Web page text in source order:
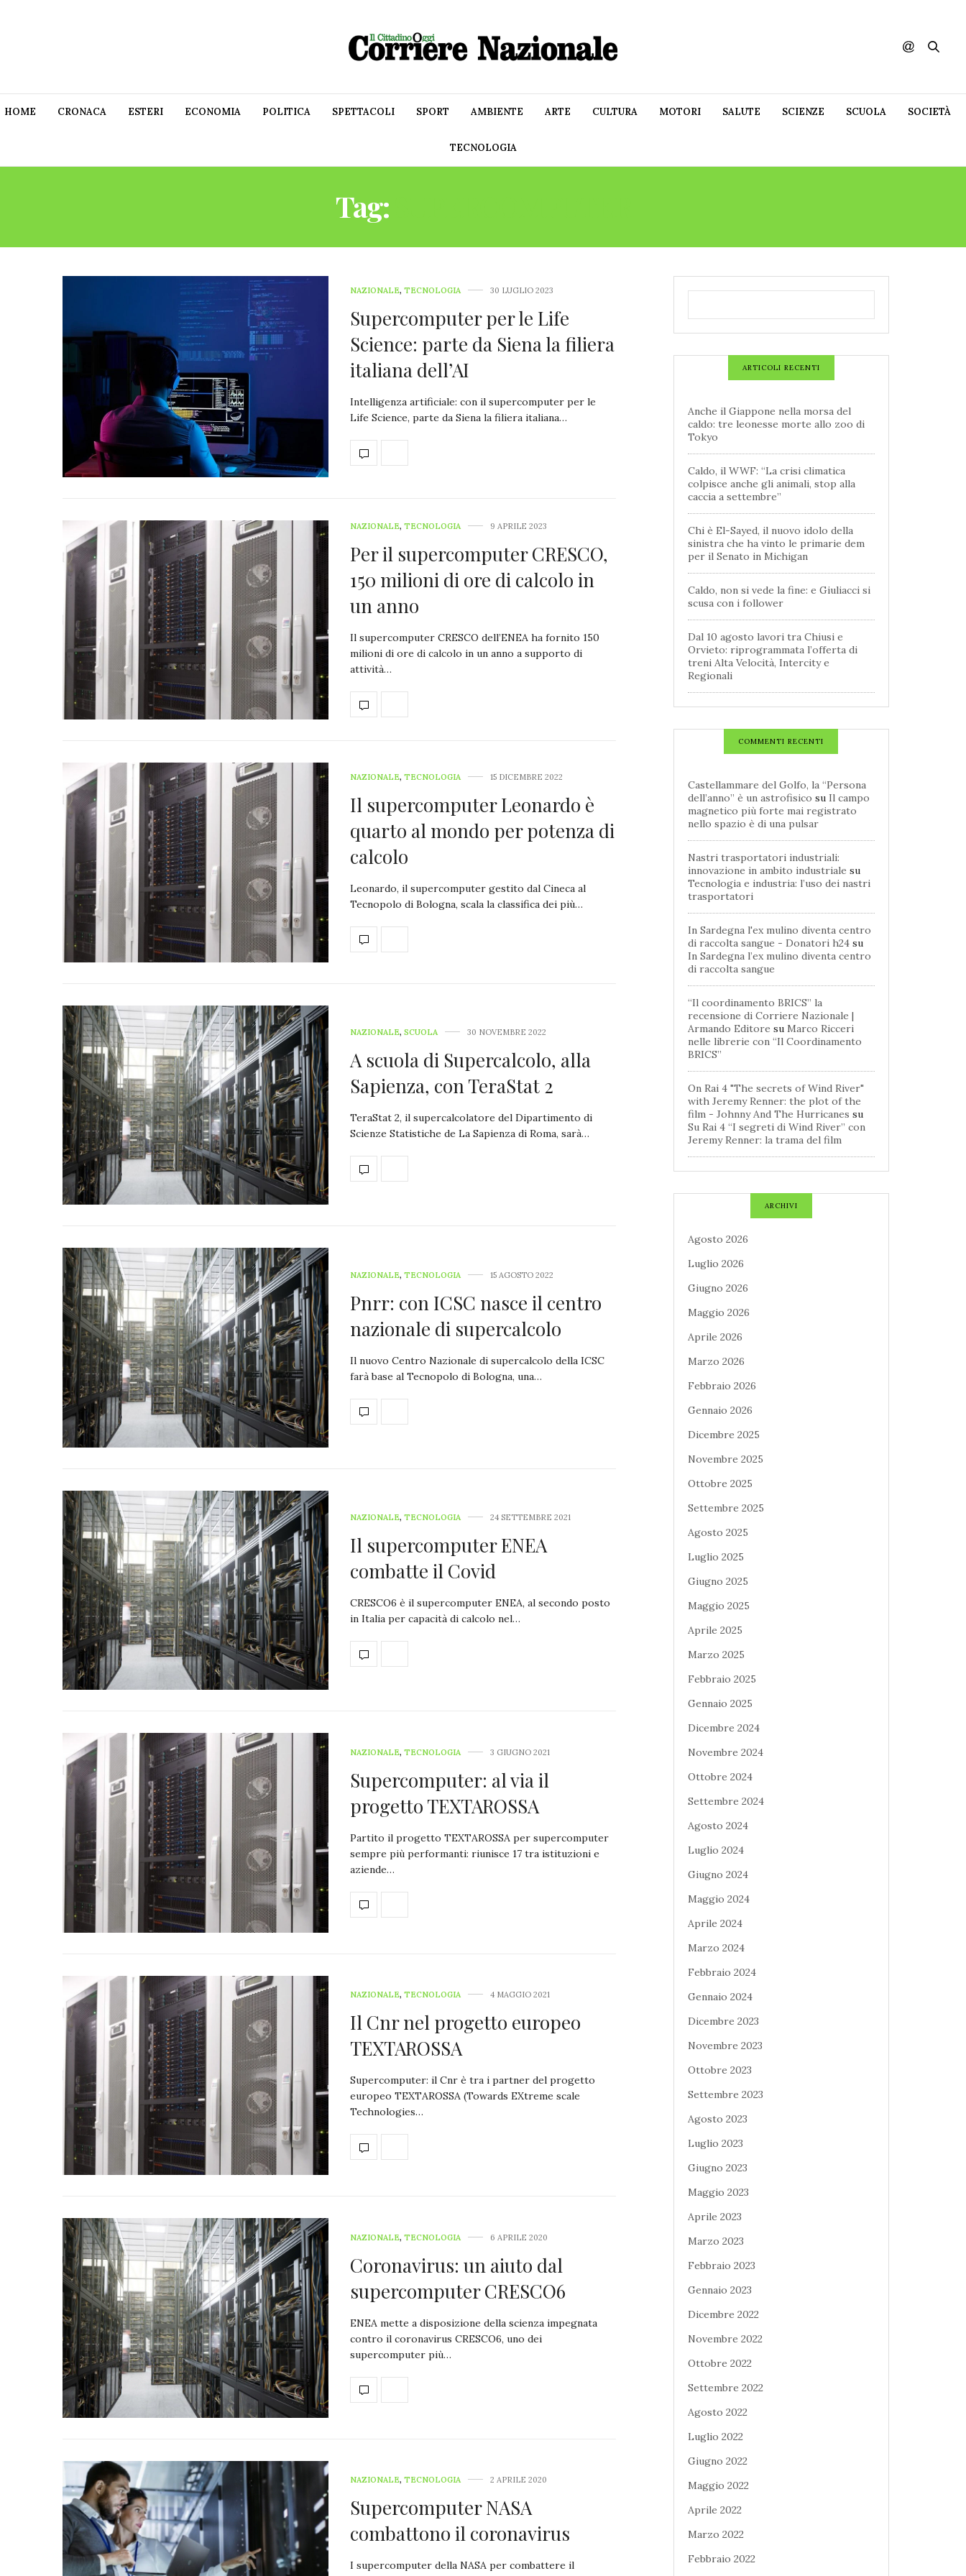
HOME CRONACA ESTERI ECONOMIA POLITICA SPETTACOLI SPORT AMBIENTE ARTE CULTURA MOTORI SALUTE SCIENZE SCUOLA SOCIETÀ
TECNOLOGIA
Tag:
NAZIONALE, TECNOLOGIA 30 LUGLIO 2023
Supercomputer per le Life
Science: parte da Siena la filiera
italiana dell’AI
Intelligenza artificiale: con il supercomputer per le
Life Science, parte da Siena la filiera italiana…
NAZIONALE, TECNOLOGIA 9 APRILE 2023
Per il supercomputer CRESCO,
150 milioni di ore di calcolo in
un anno
Il supercomputer CRESCO dell’ENEA ha fornito 150
milioni di ore di calcolo in un anno a supporto di
attività…
NAZIONALE, TECNOLOGIA 15 DICEMBRE 2022
Il supercomputer Leonardo è
quarto al mondo per potenza di
calcolo
Leonardo, il supercomputer gestito dal Cineca al
Tecnopolo di Bologna, scala la classifica dei più…
NAZIONALE, SCUOLA 30 NOVEMBRE 2022
A scuola di Supercalcolo, alla
Sapienza, con TeraStat 2
TeraStat 2, il supercalcolatore del Dipartimento di
Scienze Statistiche de La Sapienza di Roma, sarà…
NAZIONALE, TECNOLOGIA 15 AGOSTO 2022
Pnrr: con ICSC nasce il centro
nazionale di supercalcolo
Il nuovo Centro Nazionale di supercalcolo della ICSC
farà base al Tecnopolo di Bologna, una…
NAZIONALE, TECNOLOGIA 24 SETTEMBRE 2021
Il supercomputer ENEA
combatte il Covid
CRESCO6 è il supercomputer ENEA, al secondo posto
in Italia per capacità di calcolo nel…
NAZIONALE, TECNOLOGIA 3 GIUGNO 2021
Supercomputer: al via il
progetto TEXTAROSSA
Partito il progetto TEXTAROSSA per supercomputer
sempre più performanti: riunisce 17 tra istituzioni e
aziende…
NAZIONALE, TECNOLOGIA 4 MAGGIO 2021
Il Cnr nel progetto europeo
TEXTAROSSA
Supercomputer: il Cnr è tra i partner del progetto
europeo TEXTAROSSA (Towards EXtreme scale
Technologies…
NAZIONALE, TECNOLOGIA 6 APRILE 2020
Coronavirus: un aiuto dal
supercomputer CRESCO6
ENEA mette a disposizione della scienza impegnata
contro il coronavirus CRESCO6, uno dei
supercomputer più…
NAZIONALE, TECNOLOGIA 2 APRILE 2020
Supercomputer NASA
combattono il coronavirus
I supercomputer della NASA per combattere il
ARTICOLI RECENTI
Anche il Giappone nella morsa del
caldo: tre leonesse morte allo zoo di
Tokyo
Caldo, il WWF: “La crisi climatica
colpisce anche gli animali, stop alla
caccia a settembre”
Chi è El-Sayed, il nuovo idolo della
sinistra che ha vinto le primarie dem
per il Senato in Michigan
Caldo, non si vede la fine: e Giuliacci si
scusa con i follower
Dal 10 agosto lavori tra Chiusi e
Orvieto: riprogrammata l’offerta di
treni Alta Velocità, Intercity e
Regionali
COMMENTI RECENTI
Castellammare del Golfo, la “Persona
dell’anno” è un astrofisico su Il campo
magnetico più forte mai registrato
nello spazio è di una pulsar
Nastri trasportatori industriali:
innovazione in ambito industriale su
Tecnologia e industria: l’uso dei nastri
trasportatori
In Sardegna l'ex mulino diventa centro
di raccolta sangue - Donatori h24 su
In Sardegna l’ex mulino diventa centro
di raccolta sangue
“Il coordinamento BRICS” la
recensione di Corriere Nazionale |
Armando Editore su Marco Ricceri
nelle librerie con “Il Coordinamento
BRICS”
On Rai 4 "The secrets of Wind River"
with Jeremy Renner: the plot of the
film - Johnny And The Hurricanes su
Su Rai 4 “I segreti di Wind River” con
Jeremy Renner: la trama del film
ARCHIVI
Agosto 2026
Luglio 2026
Giugno 2026
Maggio 2026
Aprile 2026
Marzo 2026
Febbraio 2026
Gennaio 2026
Dicembre 2025
Novembre 2025
Ottobre 2025
Settembre 2025
Agosto 2025
Luglio 2025
Giugno 2025
Maggio 2025
Aprile 2025
Marzo 2025
Febbraio 2025
Gennaio 2025
Dicembre 2024
Novembre 2024
Ottobre 2024
Settembre 2024
Agosto 2024
Luglio 2024
Giugno 2024
Maggio 2024
Aprile 2024
Marzo 2024
Febbraio 2024
Gennaio 2024
Dicembre 2023
Novembre 2023
Ottobre 2023
Settembre 2023
Agosto 2023
Luglio 2023
Giugno 2023
Maggio 2023
Aprile 2023
Marzo 2023
Febbraio 2023
Gennaio 2023
Dicembre 2022
Novembre 2022
Ottobre 2022
Settembre 2022
Agosto 2022
Luglio 2022
Giugno 2022
Maggio 2022
Aprile 2022
Marzo 2022
Febbraio 2022